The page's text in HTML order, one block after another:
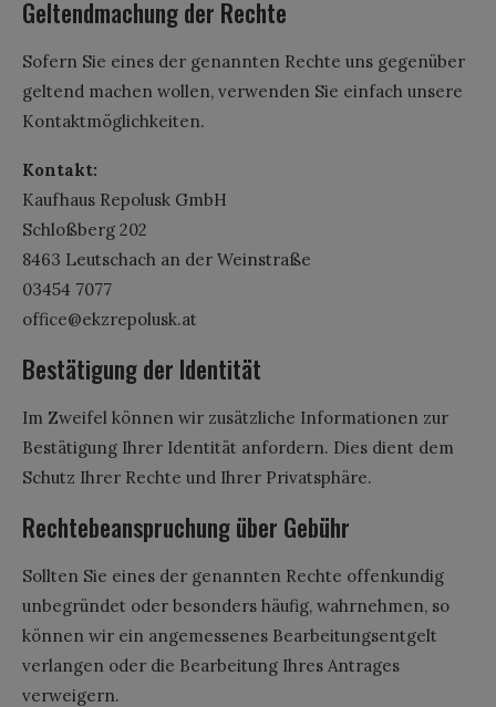
Geltendmachung der Rechte
Sofern Sie eines der genannten Rechte uns gegenüber
geltend machen wollen, verwenden Sie einfach unsere
Kontaktmöglichkeiten.
Kontakt:
Kaufhaus Repolusk GmbH
Schloßberg 202
8463 Leutschach an der Weinstraße
03454 7077
office@​ekzrepolusk.at
Bestätigung der Identität
Im Zweifel können wir zusätzliche Informationen zur
Bestätigung Ihrer Identität anfordern. Dies dient dem
Schutz Ihrer Rechte und Ihrer Privatsphäre.
Rechtebeanspruchung über Gebühr
Sollten Sie eines der genannten Rechte offenkundig
unbegründet oder besonders häufig, wahrnehmen, so
können wir ein angemessenes Bearbeitungsentgelt
verlangen oder die Bearbeitung Ihres Antrages
verweigern.